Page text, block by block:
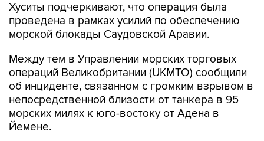
Хуситы подчеркивают, что операция была
проведена в рамках усилий по обеспечению
морской блокады Саудовской Аравии.
Между тем в Управлении морских торговых
операций Великобритании (UKMTO) сообщили
об инциденте, связанном с громким взрывом в
непосредственной близости от танкера в 95
морских милях к юго-востоку от Адена в
Йемене.